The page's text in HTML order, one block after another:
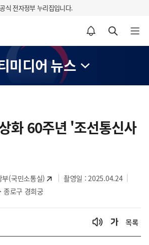
식 전자정부 누리집입니다.
알림설정 바로가기 검색 바로가기 메뉴 열기
미디어 뉴스
화 60주년 '조선통신사
(국민소통실)
촬영일 : 2025.04.24
종로구 경희궁
목록